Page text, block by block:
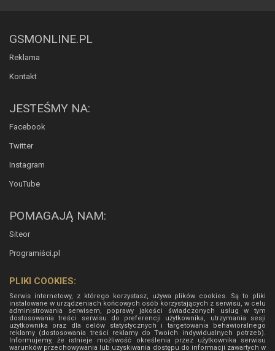
GSMONLINE.PL
Reklama
Kontakt
JESTEŚMY NA:
Facebook
Twitter
Instagram
YouTube
POMAGAJĄ NAM:
Siteor
Programiści.pl
PLIKI COOKIES:
Serwis internetowy, z którego korzystasz, używa plików cookies. Są to pliki
instalowane w urządzeniach końcowych osób korzystających z serwisu, w celu
administrowania serwisem, poprawy jakości świadczonych usług w tym
dostosowania treści serwisu do preferencji użytkownika, utrzymania sesji
użytkownika oraz dla celów statystycznych i targetowania behawioralnego
reklamy (dostosowania treści reklamy do Twoich indywidualnych potrzeb).
Informujemy, że istnieje możliwość określenia przez użytkownika serwisu
warunków przechowywania lub uzyskiwania dostępu do informacji zawartych w